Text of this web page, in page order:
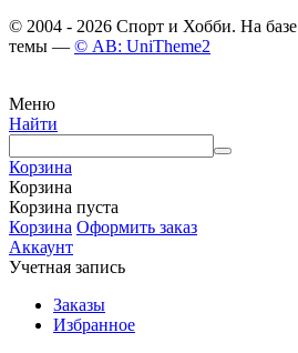
© 2004 - 2026 Спорт и Хобби. На базе
темы — © AB: UniTheme2
Меню
Найти
Корзина
Корзина
Корзина пуста
Корзина Оформить заказ
Аккаунт
Учетная запись
Заказы
Избранное